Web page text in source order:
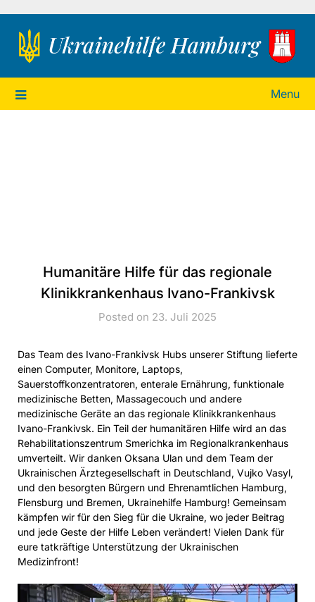
Ukrainehilfe Hamburg
Menu
Humanitäre Hilfe für das regionale
Klinikkrankenhaus Ivano-Frankivsk
Posted on 23. Juli 2025
Das Team des Ivano-Frankivsk Hubs unserer Stiftung lieferte
einen Computer, Monitore, Laptops,
Sauerstoffkonzentratoren, enterale Ernährung, funktionale
medizinische Betten, Massagecouch und andere
medizinische Geräte an das regionale Klinikkrankenhaus
Ivano-Frankivsk. Ein Teil der humanitären Hilfe wird an das
Rehabilitationszentrum Smerichka im Regionalkrankenhaus
umverteilt. Wir danken Oksana Ulan und dem Team der
Ukrainischen Ärztegesellschaft in Deutschland, Vujko Vasyl,
und den besorgten Bürgern und Ehrenamtlichen Hamburg,
Flensburg und Bremen, Ukrainehilfe Hamburg! Gemeinsam
kämpfen wir für den Sieg für die Ukraine, wo jeder Beitrag
und jede Geste der Hilfe Leben verändert! Vielen Dank für
eure tatkräftige Unterstützung der Ukrainischen
Medizinfront!